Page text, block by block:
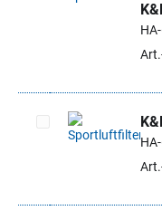
Artikel auswählen
Artikel auswählen